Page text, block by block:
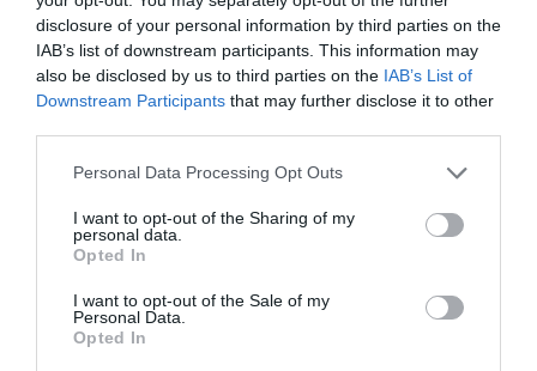
disclosure of your personal information by third parties on the
IAB’s list of downstream participants. This information may
also be disclosed by us to third parties on the IAB’s List of
Downstream Participants that may further disclose it to other
Personal Data Processing Opt Outs
I want to opt-out of the Sharing of my
personal data.
Opted In
I want to opt-out of the Sale of my
Personal Data.
Opted In